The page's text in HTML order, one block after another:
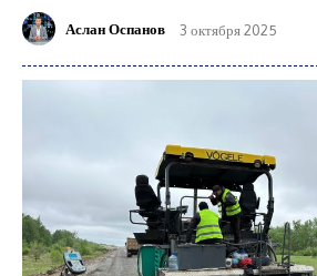
Аслан Оспанов 3 октября 2025